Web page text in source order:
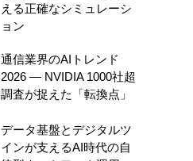
える正確なシミュレーシ
ョン
通信業界のAIトレンド
2026 ― NVIDIA 1000社超
調査が捉えた「転換点」
データ基盤とデジタルツ
インが支えるAI時代の自